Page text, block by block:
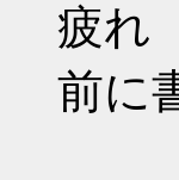
疲れ
前に